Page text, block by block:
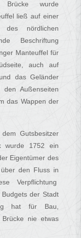
Brücke wurde
ließ auf einer
nördlichen
Beschriftung
Manteuffel für
auch auf
das Geländer
Außenseiten
das Wappen der
Gutsbesitzer
wurde 1752 ein
Eigentümer des
den Fluss in
Verpflichtung
der Stadt
hat für Bau,
nie etwas